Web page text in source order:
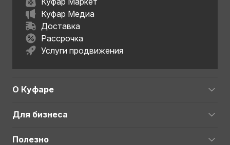
Куфар Медиа
Доставка
Рассрочка
Услуги продвижения
О Куфаре
Для бизнеса
Полезно